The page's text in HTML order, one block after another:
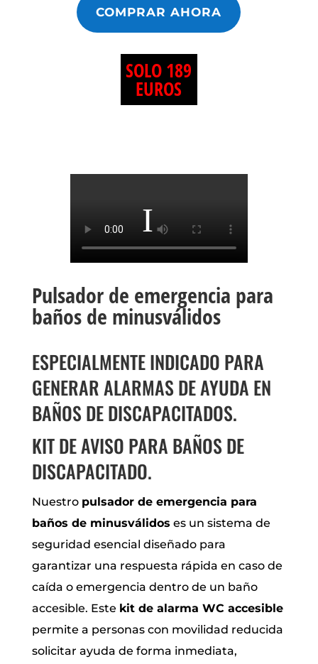
COMPRAR AHORA
SOLO189
EUROS
Pulsador de emergencia para
baños de minusválidos
ESPECIALMENTE INDICADO PARA
GENERAR ALARMAS DE AYUDA EN
BAÑOS DE DISCAPACITADOS.
KIT DE AVISO PARA BAÑOS DE
DISCAPACITADO.
Nuestro pulsador de emergencia para
baños de minusválidos es un sistema de
seguridad esencial diseñado para
garantizar una respuesta rápida en caso de
caída o emergencia dentro de un baño
accesible. Este kit de alarma WC accesible
permite a personas con movilidad reducida
solicitar ayuda de forma inmediata,